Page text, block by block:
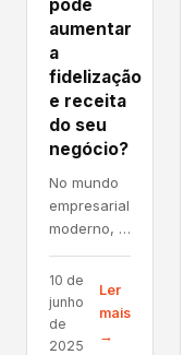
pode
aumentar
a
fidelização
e receita
do seu
negócio?
No mundo
empresarial
moderno, a
é acirrada
e os
consumidores
estão cada
10 de
junho
de
2025
Ler
mais
→